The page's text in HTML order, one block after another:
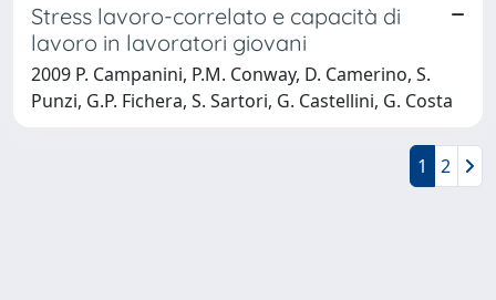
Stress lavoro-correlato e capacità di
lavoro in lavoratori giovani
2009 P. Campanini, P.M. Conway, D. Camerino, S.
Punzi, G.P. Fichera, S. Sartori, G. Castellini, G. Costa
1 2